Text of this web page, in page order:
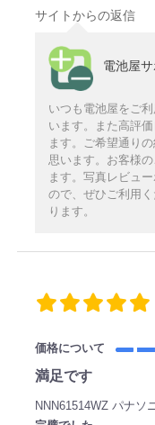
サイトからの返信
電池屋サ
いつも電池屋をご
います。また高評
ます。ご希望通り
思います。お客様
ます。写真レビュ
ので、ぜひご利用
ります。
価格について
満足です
NNN61514WZ パナソ